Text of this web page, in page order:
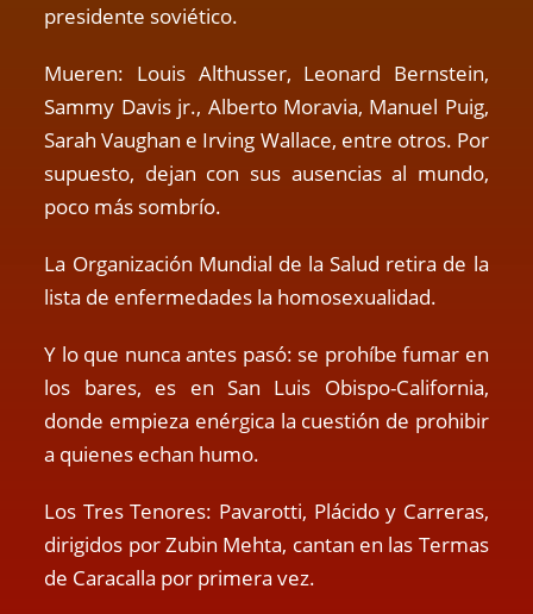
presidente soviético.
Mueren: Louis Althusser, Leonard Bernstein,
Sammy Davis jr., Alberto Moravia, Manuel Puig,
Sarah Vaughan e Irving Wallace, entre otros. Por
supuesto, dejan con sus ausencias al mundo,
poco más sombrío.
La Organización Mundial de la Salud retira de la
lista de enfermedades la homosexualidad.
Y lo que nunca antes pasó: se prohíbe fumar en
los bares, es en San Luis Obispo-California,
donde empieza enérgica la cuestión de prohibir
a quienes echan humo.
Los Tres Tenores: Pavarotti, Plácido y Carreras,
dirigidos por Zubin Mehta, cantan en las Termas
de Caracalla por primera vez.